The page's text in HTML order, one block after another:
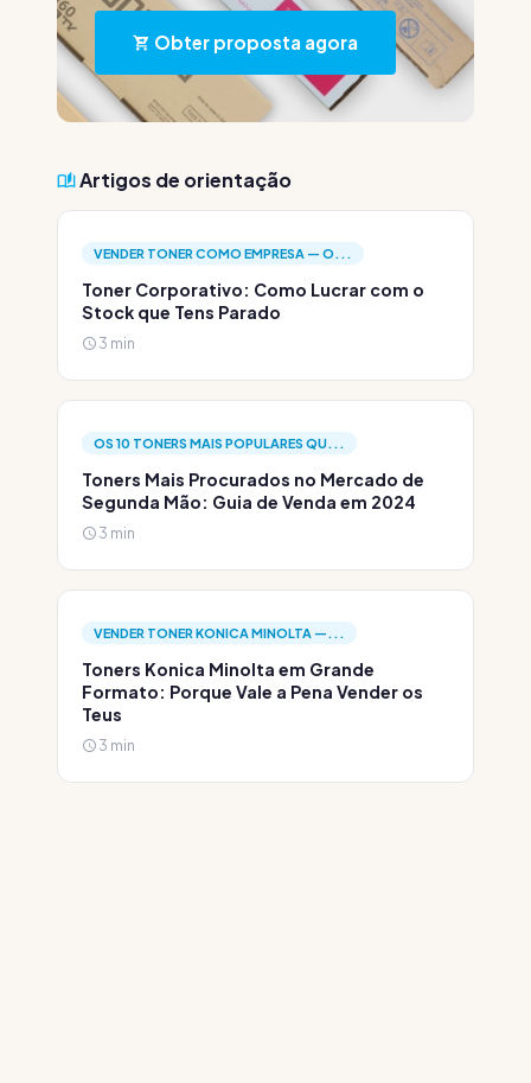
Obter proposta agora
Artigos de orientação
VENDER TONER COMO EMPRESA — O...
Toner Corporativo: Como Lucrar com o
Stock que Tens Parado
3 min
OS 10 TONERS MAIS POPULARES QU...
Toners Mais Procurados no Mercado de
Segunda Mão: Guia de Venda em 2024
3 min
VENDER TONER KONICA MINOLTA —...
Toners Konica Minolta em Grande
Formato: Porque Vale a Pena Vender os
Teus
3 min